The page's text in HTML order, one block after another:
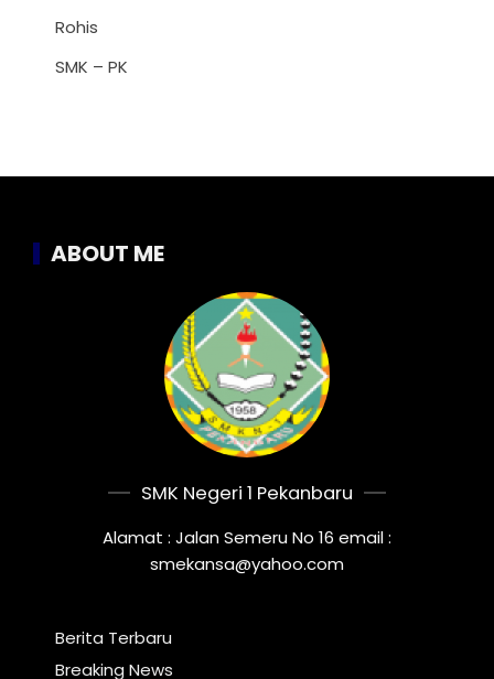
Rohis
SMK – PK
ABOUT ME
SMK Negeri 1 Pekanbaru
Alamat : Jalan Semeru No 16 email :
smekansa@yahoo.com
Berita Terbaru
Breaking News